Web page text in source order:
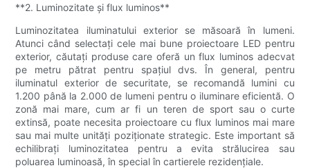
**2. Luminozitate și flux luminos**
Luminozitatea iluminatului exterior se măsoară în lumeni.
Atunci când selectați cele mai bune proiectoare LED pentru
exterior, căutați produse care oferă un flux luminos adecvat
pe metru pătrat pentru spațiul dvs. În general, pentru
iluminatul exterior de securitate, se recomandă lumini cu
1.200 până la 2.000 de lumeni pentru o iluminare eficientă. O
zonă mai mare, cum ar fi un teren de sport sau o curte
extinsă, poate necesita proiectoare cu flux luminos mai mare
sau mai multe unități poziționate strategic. Este important să
echilibrați luminozitatea pentru a evita strălucirea sau
poluarea luminoasă, în special în cartierele rezidențiale.